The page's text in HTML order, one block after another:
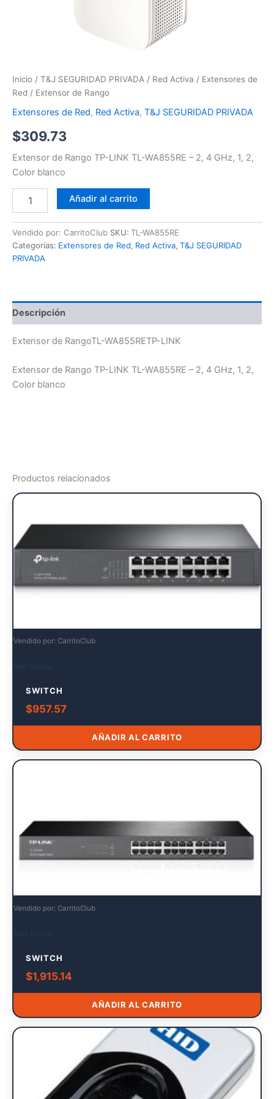
Inicio / T&J SEGURIDAD PRIVADA / Red Activa / Extensores de
Red / Extensor de Rango
Extensores de Red, Red Activa, T&J SEGURIDAD PRIVADA
$309.73
Extensor de Rango TP-LINK TL-WA855RE – 2, 4 GHz, 1, 2,
Color blanco
Añadir al carrito
Vendido por: CarritoClub SKU: TL-WA855RE
Categorías: Extensores de Red, Red Activa, T&J SEGURIDAD
PRIVADA
Descripción
Extensor de RangoTL-WA855RETP-LINK
Extensor de Rango TP-LINK TL-WA855RE – 2, 4 GHz, 1, 2,
Color blanco
Productos relacionados
Vendido por: CarritoClub
SWITCH
$957.57
AÑADIR AL CARRITO
Vendido por: CarritoClub
SWITCH
$1,915.14
AÑADIR AL CARRITO